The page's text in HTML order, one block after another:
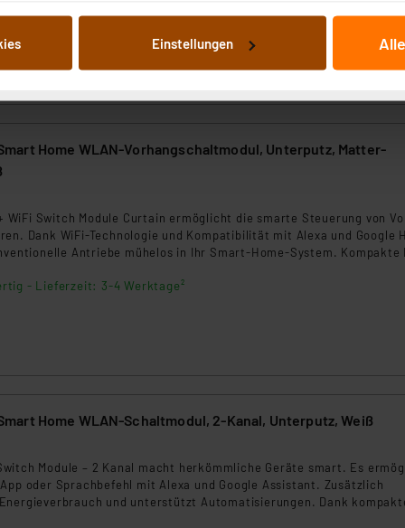
dargestellten bzw. die von Ihnen ausgewählten
Auflistung der einzelnen Cookies nach Zweck und
zum Zeitpunkt des Widerrufs bleibt hiervon unberührt. Ihre
nicht längerfristig gespeichert werden und dieses
personenbezogene Daten in den USA. Ihre Einwilligung zur
ggf. auch die Verarbeitung Ihrer Daten in den USA gemäß
und zu der jeweiligen Datenübermittlung erhalten Sie
der EU. Dies bedeutet, dass die USA
eingestuft wird. So besteht etwa das Risiko, dass US-
verarbeiten, ohne dass hiergegen Klagemöglichkeiten
Einstellungen
Smart Home WLAN-Vorhangschaltmodul, Unterputz, Matter-
WiFi Switch Module Curtain ermöglicht die smarte Steuerung von
Dank WiFi-Technologie und Kompatibilität mit Alexa und Google
Antriebe mühelos in Ihr Smart-Home-System. Kompakte
- Lieferzeit: 3-4 Werktage²
Smart Home WLAN-Schaltmodul, 2-Kanal, Unterputz, Weiß
Module – 2 Kanal macht herkömmliche Geräte smart. Es
oder Sprachbefehl mit Alexa und Google Assistant. Zusätzlich
und unterstützt Automatisierungen. Dank